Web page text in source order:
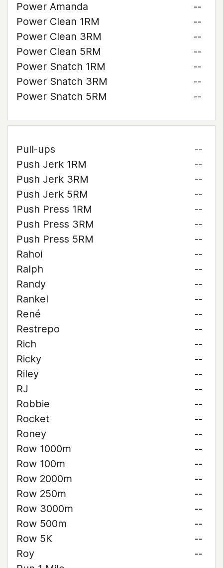
Power Amanda
--
Power Clean 1RM
--
Power Clean 3RM
--
Power Clean 5RM
--
Power Snatch 1RM
--
Power Snatch 3RM
--
Power Snatch 5RM
--
Pull-ups
--
Push Jerk 1RM
--
Push Jerk 3RM
--
Push Jerk 5RM
--
Push Press 1RM
--
Push Press 3RM
--
Push Press 5RM
--
Rahoi
--
Ralph
--
Randy
--
Rankel
--
René
--
Restrepo
--
Rich
--
Ricky
--
Riley
--
RJ
--
Robbie
--
Rocket
--
Roney
--
Row 1000m
--
Row 100m
--
Row 2000m
--
Row 250m
--
Row 3000m
--
Row 500m
--
Row 5K
--
Roy
--